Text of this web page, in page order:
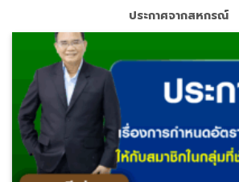
ประกาศ เรื่องการกำหนดอัตราดอกเบี้ยเงิน
ที่ชำระหนี้แทนผู้กู้